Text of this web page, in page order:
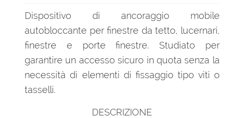
Dispositivo di ancoraggio mobile
autobloccante per finestre da tetto, lucernari,
finestre e porte finestre. Studiato per
garantire un accesso sicuro in quota senza la
necessità di elementi di fissaggio tipo viti o
tasselli.
DESCRIZIONE